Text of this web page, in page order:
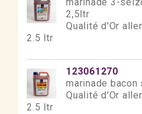
2,5ltr
Qualité d'Or
2.5 ltr
123061270
marinade
Qualité d'Or
2.5 ltr